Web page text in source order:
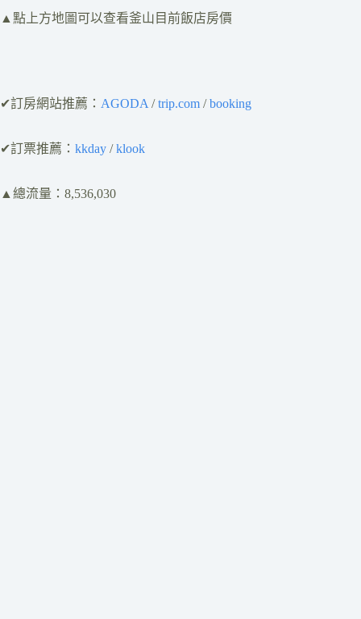
​▲點上方地圖可以查看釜山目前飯店房價
✔訂房網站推薦： AGODA /trip.com /booking
✔訂票推薦： kkday /klook
▲總流量：8,536,030